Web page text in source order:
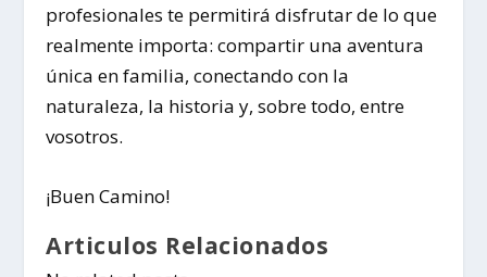
profesionales te permitirá disfrutar de lo que
realmente importa: compartir una aventura
única en familia, conectando con la
naturaleza, la historia y, sobre todo, entre
vosotros.
¡Buen Camino!
Articulos Relacionados